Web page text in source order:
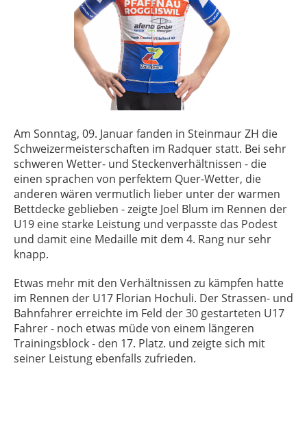
Am Sonntag, 09. Januar fanden in Steinmaur ZH die
Schweizermeisterschaften im Radquer statt. Bei sehr
schweren Wetter- und Steckenverhältnissen - die
einen sprachen von perfektem Quer-Wetter, die
anderen wären vermutlich lieber unter der warmen
Bettdecke geblieben - zeigte Joel Blum im Rennen der
U19 eine starke Leistung und verpasste das Podest
und damit eine Medaille mit dem 4. Rang nur sehr
knapp.
Etwas mehr mit den Verhältnissen zu kämpfen hatte
im Rennen der U17 Florian Hochuli. Der Strassen- und
Bahnfahrer erreichte im Feld der 30 gestarteten U17
Fahrer - noch etwas müde von einem längeren
Trainingsblock - den 17. Platz. und zeigte sich mit
seiner Leistung ebenfalls zufrieden.